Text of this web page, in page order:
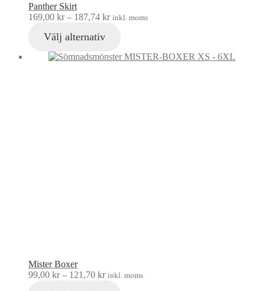
Panther Skirt
169,00 kr– 187,74 kr inkl. moms
Välj alternativ
Mister Boxer
99,00 kr– 121,70 kr inkl. moms